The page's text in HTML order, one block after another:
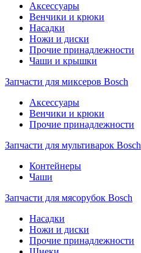
Аксессуары
Венчики и крюки
Насадки
Ножи и диски
Прочие принадлежности
Чаши и крышки
Запчасти для миксеров Bosch
Аксессуары
Венчики и крюки
Прочие принадлежности
Запчасти для мультиварок Bosch
Контейнеры
Чаши
Запчасти для мясорубок Bosch
Насадки
Ножи и диски
Прочие принадлежности